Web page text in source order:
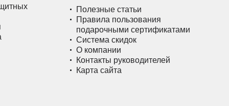
Полезные статьи
Правила пользования
подарочными сертификатами
Система скидок
О компании
Контакты руководителей
Карта сайта